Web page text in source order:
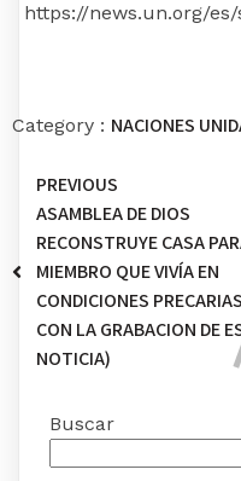
https://news.un.org/
Category : NACIONES
PREVIOUS
ASAMBLEA DE DIOS
RECONSTRUYE CASA
MIEMBRO QUE VIVÍA EN
CONDICIONES
CON LA GRABACION DE
NOTICIA)
Buscar